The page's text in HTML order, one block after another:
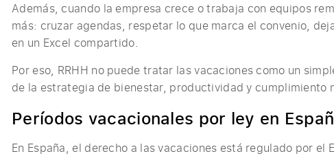
Además, cuando la empresa crece o trabaja con equipos
más: cruzar agendas, respetar lo que marca el convenio,
en un Excel compartido.
Por eso, RRHH no puede tratar las vacaciones como un
de la estrategia de bienestar, productividad y cumplimiento
Períodos vacacionales por ley en
En España, el derecho a las vacaciones está regulado por el